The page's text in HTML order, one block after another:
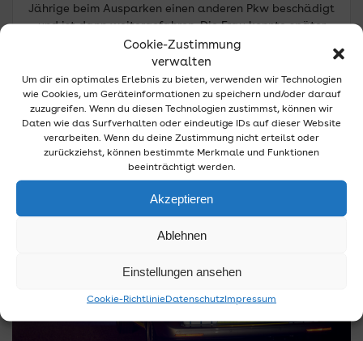
Cookie-Zustimmung
verwalten
Um dir ein optimales Erlebnis zu bieten, verwenden wir Technologien
wie Cookies, um Geräteinformationen zu speichern und/oder darauf
zuzugreifen. Wenn du diesen Technologien zustimmst, können wir
Daten wie das Surfverhalten oder eindeutige IDs auf dieser Website
verarbeiten. Wenn du deine Zustimmung nicht erteilst oder
zurückziehst, können bestimmte Merkmale und Funktionen
beeinträchtigt werden.
Akzeptieren
Ablehnen
Einstellungen ansehen
Cookie-Richtlinie Datenschutz Impressum
Jährige beim Ausparken einen anderen Pkw beschädigt
und ist dann weitergefahren. Die Frau konnte später
angetroffen werden. Sie stand unter dem Einfluss von
Alkohol. Gegen 12:00 Uhr wurde die Polizei zu einem
Parkplatz eines Discounters in der…
Weiterlesen